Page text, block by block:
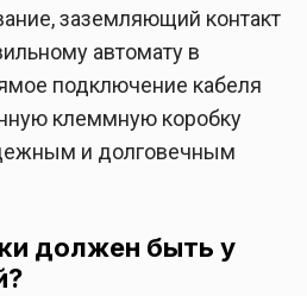
заземляющий контакт
автомату в
подключение кабеля
клеммную коробку
и долговечным
должен быть у